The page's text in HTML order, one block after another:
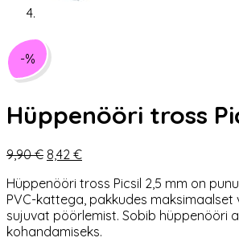
-%
Hüppenööri tross
9,90€ Algne
oli:
9,90 €.
8,42 €Praegune
on:
8,42 €.
Hüppenööri tross Picsil 2,5 mm on
PVC-kattega, pakkudes
sujuvat pöörlemist. Sobib hüppenööri
kohandamiseks.